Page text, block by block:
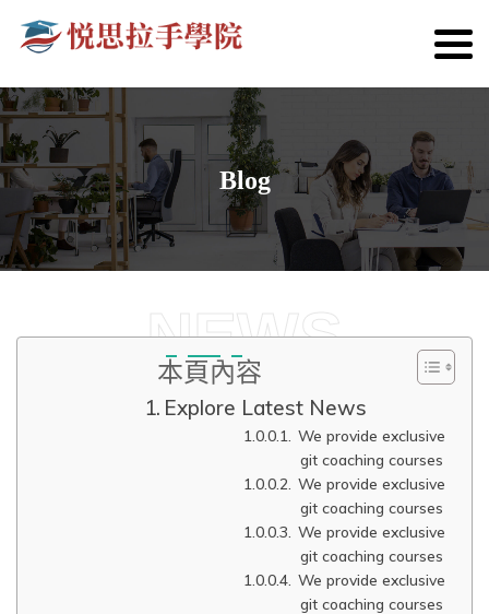
Blog
NEWS
本頁內容
Explore Latest News
We provide exclusive
git coaching courses
We provide exclusive
git coaching courses
We provide exclusive
git coaching courses
We provide exclusive
git coaching courses